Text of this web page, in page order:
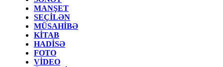
MANŞET
SEÇİLƏN
MÜSAHİBƏ
KİTAB
HADİSƏ
FOTO
VİDEO